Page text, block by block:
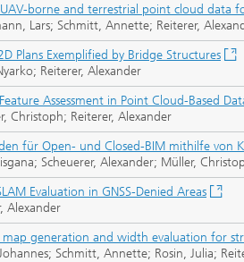
borne and terrestrial point cloud data
Lars; Schmitt, Annette; Reiterer,
Plans Exemplified by Bridge Structures
Reiterer, Alexander
Assessment in Point Cloud-Based
Christoph; Reiterer, Alexander
für Open- und Closed-BIM mithilfe von
Scheuerer, Alexander; Müller,
Evaluation in GNSS-Denied Areas
Alexander
map generation and width evaluation for
Schmitt, Annette; Rosin, Julia;